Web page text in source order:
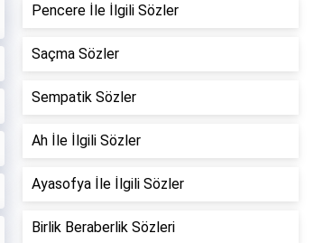
Pencere İle İlgili Sözler
Saçma Sözler
Sempatik Sözler
Ah İle İlgili Sözler
Ayasofya İle İlgili Sözler
Birlik Beraberlik Sözleri